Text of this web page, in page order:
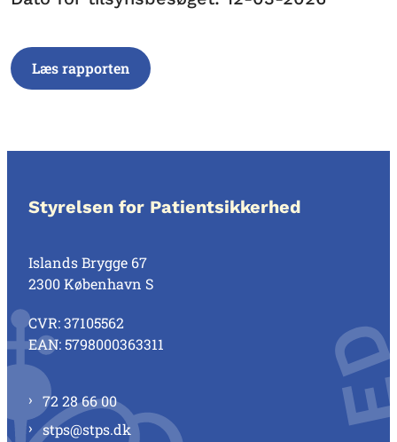
Læs rapporten
Styrelsen for Patientsikkerhed
Islands Brygge 67
2300 København S
CVR: 37105562
EAN: 5798000363311
72 28 66 00
stps@stps.dk